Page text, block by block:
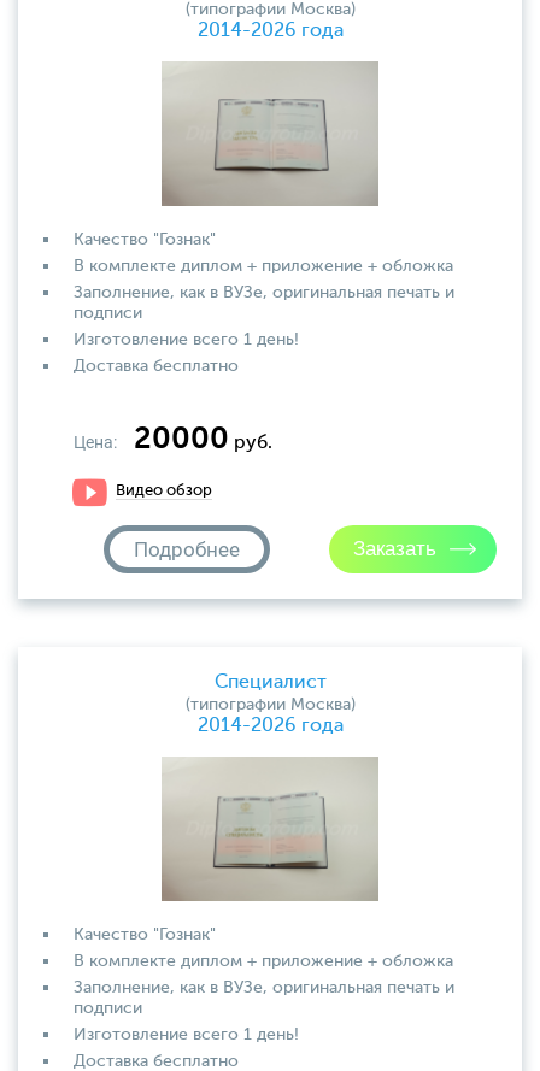
(типографии Москва)
2014-2026 года
Качество "Гознак"
В комплекте диплом + приложение + обложка
Заполнение, как в ВУЗе, оригинальная печать и
подписи
Изготовление всего 1 день!
Доставка бесплатно
Цена: 20000 руб.
Видео обзор
Подробнее
Специалист
(типографии Москва)
2014-2026 года
Качество "Гознак"
В комплекте диплом + приложение + обложка
Заполнение, как в ВУЗе, оригинальная печать и
подписи
Изготовление всего 1 день!
Доставка бесплатно